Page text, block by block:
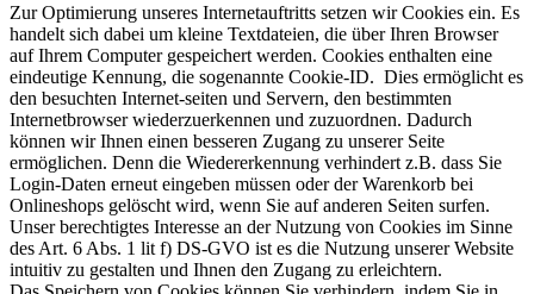
Zur Optimierung unseres Internetauftritts setzen wir Cookies ein. Es
handelt sich dabei um kleine Textdateien, die über Ihren Browser
auf Ihrem Computer gespeichert werden. Cookies enthalten eine
eindeutige Kennung, die sogenannte Cookie-ID. Dies ermöglicht es
den besuchten Internet-seiten und Servern, den bestimmten
Internetbrowser wiederzuerkennen und zuzuordnen. Dadurch
können wir Ihnen einen besseren Zugang zu unserer Seite
ermöglichen. Denn die Wiedererkennung verhindert z.B. dass Sie
Login-Daten erneut eingeben müssen oder der Warenkorb bei
Onlineshops gelöscht wird, wenn Sie auf anderen Seiten surfen.
Unser berechtigtes Interesse an der Nutzung von Cookies im Sinne
des Art. 6 Abs. 1 lit f) DS-GVO ist es die Nutzung unserer Website
intuitiv zu gestalten und Ihnen den Zugang zu erleichtern.